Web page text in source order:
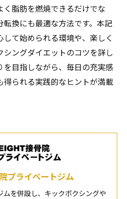
く脂肪を燃焼できるだけでな
転換にも最適な方法です。本記
て始められる環境や、楽しく
ングダイエットのコツを詳し
を目指しながら、毎日の充実感
られる実践的なヒントが満載
プライベートジム
ムを併設し、キックボクシングや